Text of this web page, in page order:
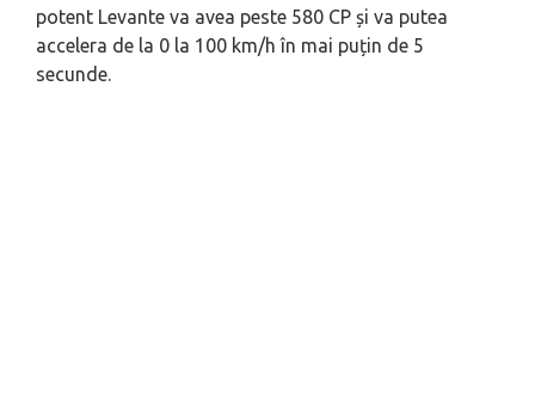
potent Levante va avea peste 580 CP și va putea
accelera de la 0 la 100 km/h în mai puțin de 5
secunde.